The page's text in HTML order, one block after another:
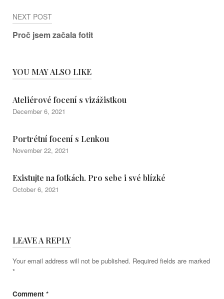
NEXT POST
Proč jsem začala fotit
YOU MAY ALSO LIKE
Ateliérové focení s vizážistkou
December 6, 2021
Portrétní focení s Lenkou
November 22, 2021
Existujte na fotkách. Pro sebe i své blízké
October 6, 2021
LEAVE A REPLY
Your email address will not be published. Required fields are marked
*
Comment *